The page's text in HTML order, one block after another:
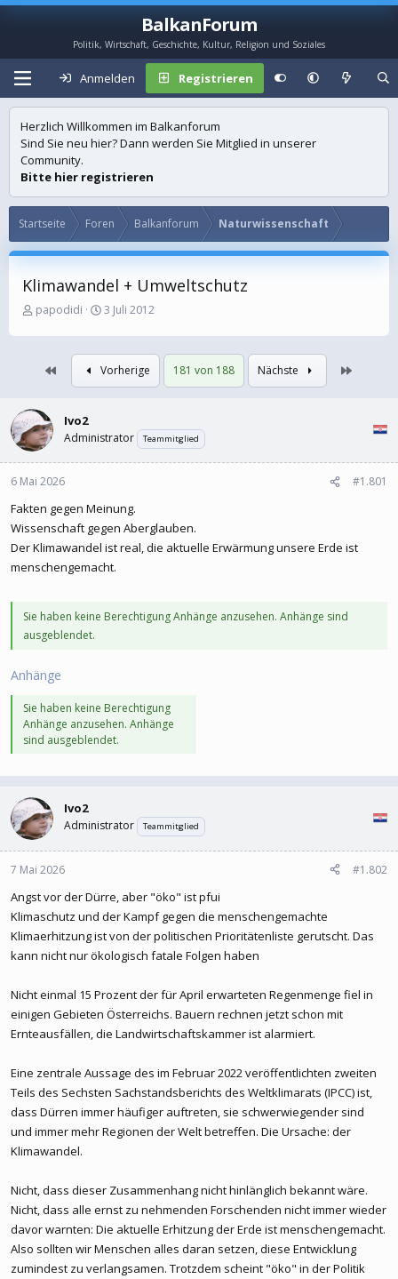
BalkanForum
Politik, Wirtschaft, Geschichte, Kultur, Religion und Soziales
Anmelden Registrieren
Herzlich Willkommen im Balkanforum
Sind Sie neu hier? Dann werden Sie Mitglied in unserer
Community.
Bitte hier registrieren
Startseite Foren Balkanforum Naturwissenschaft
Klimawandel + Umweltschutz
E
s
e
r
papodidi
E
s
t
e
l
a
3 Juli 2012
Vorherige 181 von 188 Nächste
Ivo2
Administrator Teammitglied
6 Mai 2026 #1.801
Fakten gegen Meinung.
Wissenschaft gegen Aberglauben.
Der Klimawandel ist real, die aktuelle Erwärmung unsere Erde ist
menschengemacht.
Sie haben keine Berechtigung Anhänge anzusehen. Anhänge sind
ausgeblendet.
Anhänge
Sie haben keine Berechtigung
Anhänge anzusehen. Anhänge
sind ausgeblendet.
Ivo2
Administrator Teammitglied
7 Mai 2026 #1.802
Angst vor der Dürre, aber "öko" ist pfui
Klimaschutz und der Kampf gegen die menschengemachte
Klimaerhitzung ist von der politischen Prioritätenliste gerutscht. Das
kann nicht nur ökologisch fatale Folgen haben
Nicht einmal 15 Prozent der für April erwarteten Regenmenge fiel in
einigen Gebieten Österreichs. Bauern rechnen jetzt schon mit
Ernteausfällen, die Landwirtschaftskammer ist alarmiert.
Eine zentrale Aussage des im Februar 2022 veröffentlichten zweiten
Teils des Sechsten Sachstandsberichts des Weltklimarats (IPCC) ist,
dass Dürren immer häufiger auftreten, sie schwerwiegender sind
und immer mehr Regionen der Welt betreffen. Die Ursache: der
Klimawandel.
Nicht, dass dieser Zusammenhang nicht hinlänglich bekannt wäre.
Nicht, dass alle ernst zu nehmenden Forschenden nicht immer wieder
davor warnten: Die aktuelle Erhitzung der Erde ist menschengemacht.
Also sollten wir Menschen alles daran setzen, diese Entwicklung
zumindest zu verlangsamen. Trotzdem scheint "öko" in der Politik